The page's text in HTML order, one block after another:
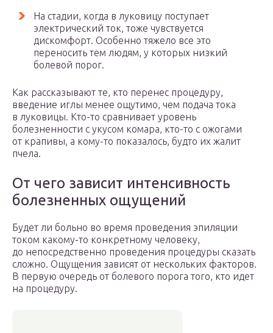
На стадии, когда в луковицу поступает
электрический ток, тоже чувствуется
дискомфорт. Особенно тяжело все это
переносить тем людям, у которых низкий
болевой порог.
Как рассказывают те, кто перенес процедуру,
введение иглы менее ощутимо, чем подача тока
в луковицы. Кто-то сравнивает уровень
болезненности с укусом комара, кто-то с ожогами
от крапивы, а кому-то показалось, будто их жалит
пчела.
От чего зависит интенсивность
болезненных ощущений
Будет ли больно во время проведения эпиляции
током какому-то конкретному человеку,
до непосредственно проведения процедуры сказать
сложно. Ощущения зависят от нескольких факторов.
В первую очередь от болевого порога того, кто идет
на процедуру.